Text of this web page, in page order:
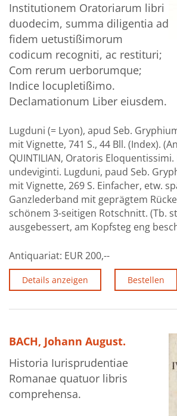
Institutionem Oratoriarum libri
duodecim, summa diligentia ad
fidem uetustißimorum
codicum recogniti, ac restituri;
Com rerum uerborumque;
Indice locupletißimo.
Declamationum Liber eiusdem.
Lugduni (= Lyon), apud Seb.
mit Vignette, 741 S., 44 Bll. (Index).
QUINTILIAN, Oratoris
undeviginti. Lugduni, paud Seb.
mit Vignette, 269 S. Einfacher, etw.
Ganzlederband mit geprägtem
schönem 3-seitigen Rotschnitt. (Tb.
ausgebessert, am Kopfsteg eng
Antiquariat: EUR 200,--
Details anzeigen Bestellen
BACH, Johann August.
Historia Iurisprudentiae
Romanae quatuor libris
comprehensa.